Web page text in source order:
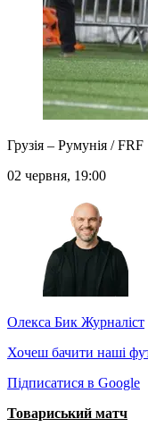
Грузія – Румунія / FRF
02 червня, 19:00
Олекса Бик Журналіст
Хочеш бачити наші
Підписатися в Google
Товариський матч